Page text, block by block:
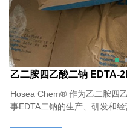
乙二胺四乙酸二钠 EDTA-
Hosea Chem® 作为乙二胺四
事EDTA二钠的生产、研发和经